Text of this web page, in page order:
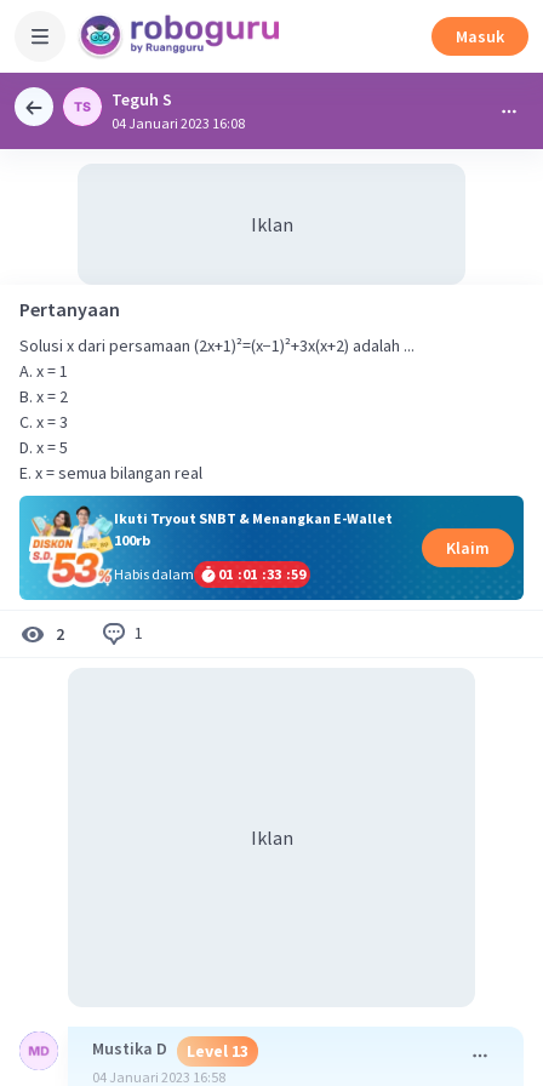
Masuk
Teguh S
04 Januari 2023 16:08
Iklan
Pertanyaan
Solusi x dari persamaan (2x+1)²=(x−1)²+3x(x+2) adalah ...
A. x = 1
B. x = 2
C. x = 3
D. x = 5
E. x = semua bilangan real
Ikuti Tryout SNBT & Menangkan E-Wallet
100rb
Habis dalam
01 :01 :33 :58
Klaim
2 1
Iklan
Mustika D Level 13
04 Januari 2023 16:58